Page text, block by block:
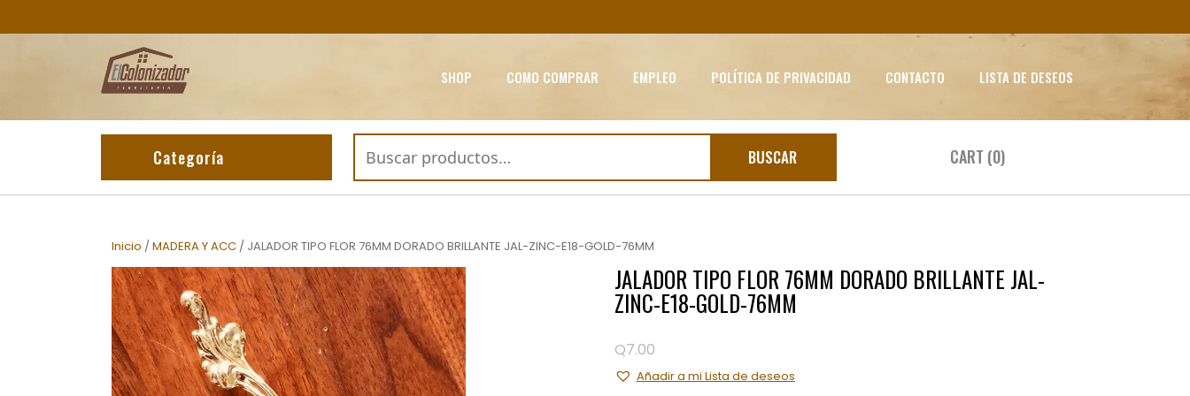
SHOP COMO COMPRAR EMPLEO POLÍTICA DE PRIVACIDAD CONTACTO LISTA DE DESEOS
Categoría
por:
BUSCAR CART (0)
Inicio /MADERA Y ACC / JALADOR TIPO FLOR 76MM DORADO BRILLANTE JAL-ZINC-E18-GOLD-76MM
JALADOR TIPO FLOR 76MM DORADO BRILLANTE JAL-
ZINC-E18-GOLD-76MM
Q7.00
Añadir a mi Lista de deseos